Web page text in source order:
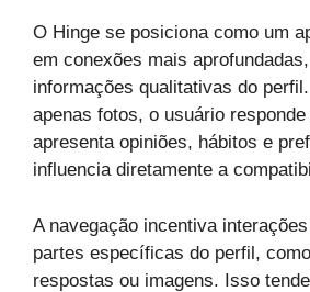
O Hinge se posiciona como um
em conexões mais
informações qualitativas do
apenas fotos, o usuário
apresenta opiniões, hábitos e
influencia diretamente a
A navegação incentiva
partes específicas do perfil,
respostas ou imagens. Isso